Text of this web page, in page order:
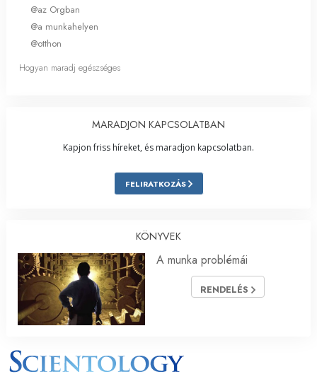
@az Orgban
@a munkahelyen
@otthon
Hogyan maradj egészséges
MARADJON KAPCSOLATBAN
Kapjon friss híreket, és maradjon kapcsolatban.
FELIRATKOZÁS
KÖNYVEK
A munka problémái
RENDELÉS